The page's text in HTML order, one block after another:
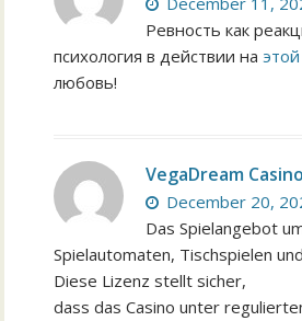
Ревность как
психология в действии на
любовь!
VegaDream
December 20,
Das Spielangebot
Spielautomaten, Tischspielen
Diese Lizenz stellt sicher,
dass das Casino unter